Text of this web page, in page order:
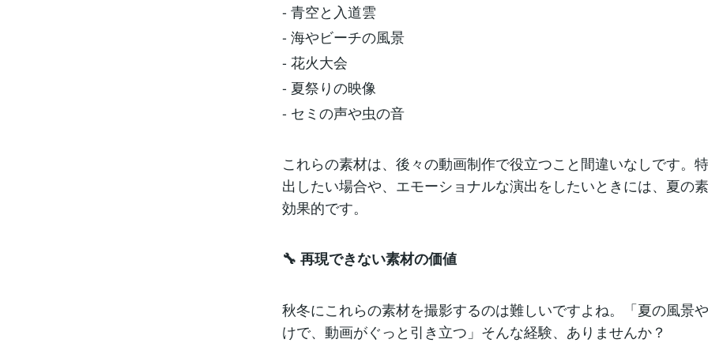
- 青空と入道雲
- 海やビーチの風景
- 花火大会
- 夏祭りの映像
- セミの声や虫の音
これらの素材は、後々の動画制作で役立つこと間違いなしです。
出したい場合や、エモーショナルな演出をしたいときには、夏の
効果的です。
🔧 再現できない素材の価値
秋冬にこれらの素材を撮影するのは難しいですよね。「夏の風景
けで、動画がぐっと引き立つ」そんな経験、ありませんか？